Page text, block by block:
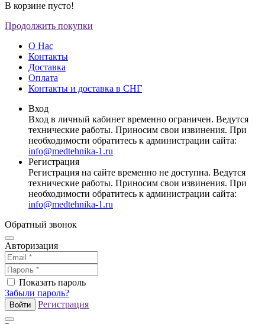
В корзине пусто!
Продолжить покупки
О Нас
Контакты
Доставка
Оплата
Контакты и доставка в СНГ
Вход
Вход в личный кабинет временно ограничен. Ведутся
технические работы. Приносим свои извинения. При
необходимости обратитесь к администрации сайта:
info@medtehnika-1.ru
Регистрация
Регистрация на сайте временно не доступна. Ведутся
технические работы. Приносим свои извинения. При
необходимости обратитесь к администрации сайта:
info@medtehnika-1.ru
Обратный звонок
Авторизация
Показать пароль
Забыли пароль?
Войти Регистрация